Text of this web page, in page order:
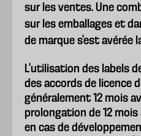
sur les ventes. Une
sur les emballages et
de marque s'est avérée
L'utilisation des labels
des accords de licence
généralement 12 mois
prolongation de 12
en cas de